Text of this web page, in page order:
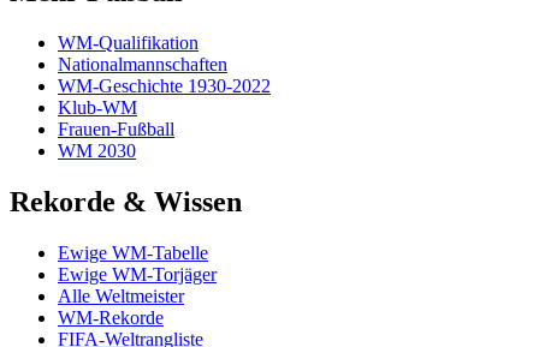
WM-Qualifikation
Nationalmannschaften
WM-Geschichte 1930-2022
Klub-WM
Frauen-Fußball
WM 2030
Rekorde & Wissen
Ewige WM-Tabelle
Ewige WM-Torjäger
Alle Weltmeister
WM-Rekorde
FIFA-Weltrangliste